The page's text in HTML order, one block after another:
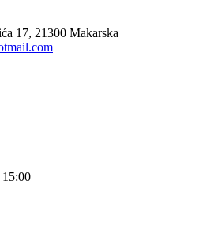
17, 21300 Makarska
15:00